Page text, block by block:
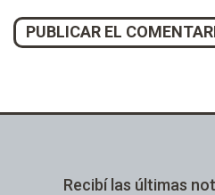
Recibí las últimas